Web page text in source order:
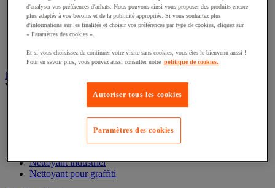
Ciment, béton et enrobé
Colle sols et murs
Enduit et plâtre
Ragréage
Nettoyant et dégraissant
Voir toute la catégorie
Anti-adhérent soudure
Dégraissant alimentaire
Dégraissant industriel
Détection de fuite
Nettoyant industriel
Nettoyant pour graffiti
d'analyser vos préférences d'achats. Nous pouvons ainsi vous proposer des produits encore
plus adaptés à vos besoins et de la publicité appropriée. Si vous souhaitez plus
d'informations sur les finalités et choisir vos préférences par type de cookies, cliquez sur
« Paramètres des cookies ».
Et si vous choisissez de continuer votre visite sans cookies, vous êtes le bienvenu aussi !
Pour en savoir plus, vous pouvez aussi consulter notre politique de cookies.
Autoriser tous les cookies
Paramètres des cookies